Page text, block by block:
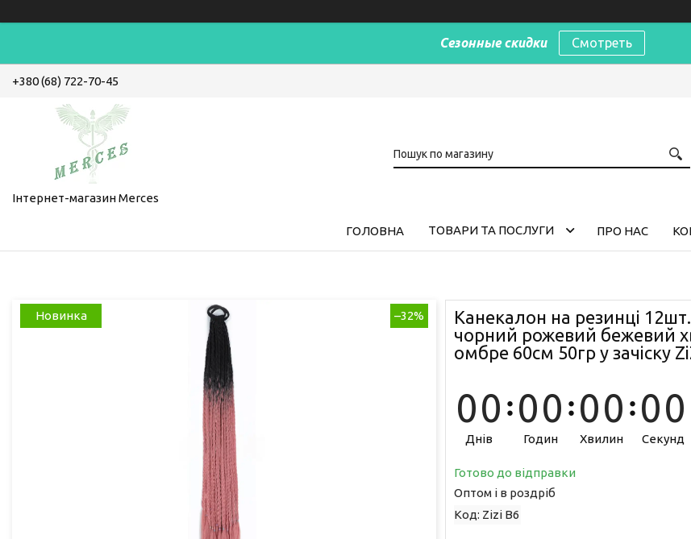
Сезонные скидки Смотреть
+380 (68) 722-70-45
Інтернет-магазин Merces
ГОЛОВНА ТОВАРИ ТА ПОСЛУГИ ПРО НАС
Новинка –32%
Канекалон на резинці 12шт.
чорний рожевий бежевий
омбре 60см 50гр у зачіску
00
Днів
00
Годин
00
Хвилин
00
Секунд
Готово до відправки
Оптом і в роздріб
Код: Zizi В6